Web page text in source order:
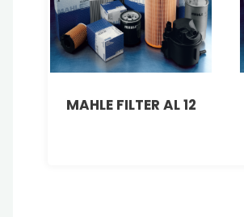
MAHLE FILTER AL 12